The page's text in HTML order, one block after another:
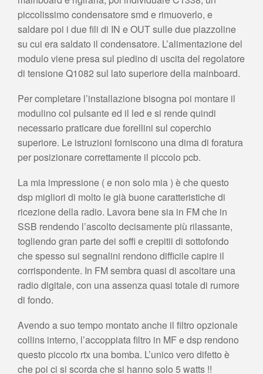
piccolissimo condensatore smd e rimuoverlo, e
saldare poi i due fili di IN e OUT sulle due piazzoline
su cui era saldato il condensatore. L’alimentazione del
modulo viene presa sul piedino di uscita del regolatore
di tensione Q1082 sul lato superiore della mainboard.
Per completare l’installazione bisogna poi montare il
modulino col pulsante ed il led e si rende quindi
necessario praticare due forellini sul coperchio
superiore. Le istruzioni forniscono una dima di foratura
per posizionare correttamente il piccolo pcb.
La mia impressione ( e non solo mia ) è che questo
dsp migliori di molto le già buone caratteristiche di
ricezione della radio. Lavora bene sia in FM che in
SSB rendendo l’ascolto decisamente più rilassante,
togliendo gran parte dei soffi e crepitii di sottofondo
che spesso sui segnalini rendono difficile capire il
corrispondente. In FM sembra quasi di ascoltare una
radio digitale, con una assenza quasi totale di rumore
di fondo.
Avendo a suo tempo montato anche il filtro opzionale
collins interno, l’accoppiata filtro in MF e dsp rendono
questo piccolo rtx una bomba. L’unico vero difetto è
che poi ci si scorda che si hanno solo 5 watts !!